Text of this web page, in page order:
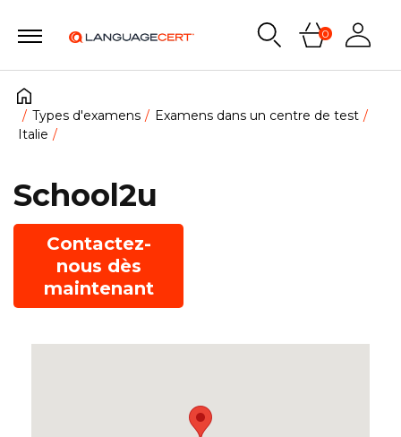
0
Types d'examens
Examens dans un centre de test
Italie
School2u
Contactez-
nous dès
maintenant